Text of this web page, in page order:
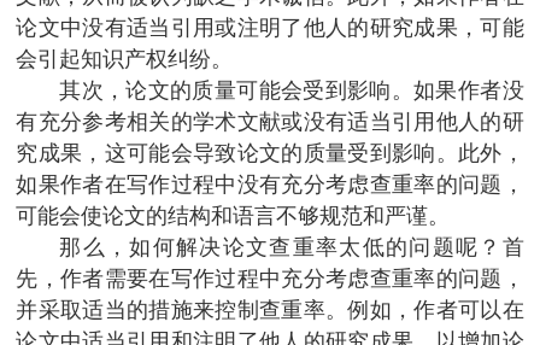
论文中没有适当引用或注明了他人的研究成果，可能
会引起知识产权纠纷。
其次，论文的质量可能会受到影响。如果作者没
有充分参考相关的学术文献或没有适当引用他人的研
究成果，这可能会导致论文的质量受到影响。此外，
如果作者在写作过程中没有充分考虑查重率的问题，
可能会使论文的结构和语言不够规范和严谨。
那么，如何解决论文查重率太低的问题呢？首
先，作者需要在写作过程中充分考虑查重率的问题，
并采取适当的措施来控制查重率。例如，作者可以在